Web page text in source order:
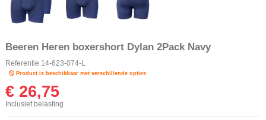
Beeren Heren boxershort Dylan 2Pack Navy
Referentie 14-623-074-L
Product is beschikbaar met verschillende opties
€ 26,75
Inclusief belasting